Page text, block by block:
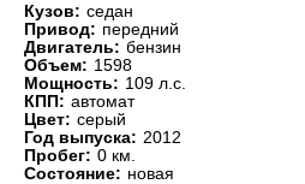
Кузов: седан
Привод: передний
Двигатель: бензин
Объем: 1598
Мощность: 109 л.с.
КПП: автомат
Цвет: серый
Год выпуска: 2012
Пробег: 0 км.
Состояние: новая